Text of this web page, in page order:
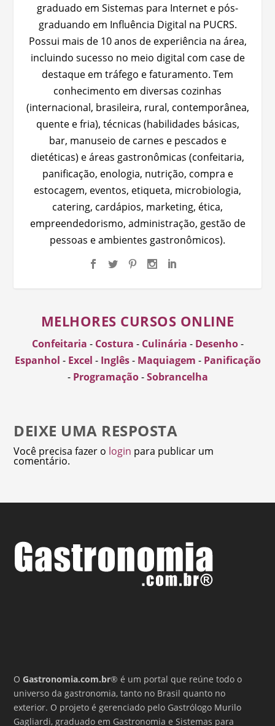
graduado em Sistemas para Internet e pós-
graduando em Influência Digital na PUCRS.
Possui mais de 10 anos de experiência na área,
incluindo sucesso no meio digital com case de
destaque em tráfego e faturamento. Tem
conhecimento em diversas cozinhas
(internacional, brasileira, rural, contemporânea,
quente e fria), técnicas (habilidades básicas,
bar, manuseio de carnes e pescados e
dietéticas) e áreas gastronômicas (confeitaria,
panificação, enologia, nutrição, compra e
estocagem, eventos, etiqueta, microbiologia,
catering, cardápios, marketing, ética,
empreendedorismo, administração, gestão de
pessoas e ambientes gastronômicos).
MELHORES CURSOS ONLINE
Confeitaria - Costura - Culinária - Desenho-
Espanhol - Excel - Inglês- Maquiagem - Panificação
- Programação-Sobrancelha
DEIXE UMA RESPOSTA
Você precisa fazer o login para publicar um
comentário.
OGastronomia.com.br® é um portal que reúne todo o
universo da gastronomia, tanto no Brasil quanto no
exterior. O projeto é gerenciado pelo Gastrólogo Murilo
Gagliardi, graduado em Gastronomia e Sistemas para